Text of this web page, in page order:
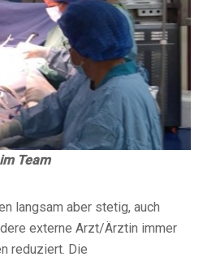
Team
langsam aber stetig, auch
externe Arzt/Ärztin immer
reduziert. Die